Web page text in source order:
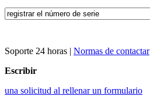
Soporte 24 horas | Normas de contactar
Escribir
una solicitud al rellenar un formulario